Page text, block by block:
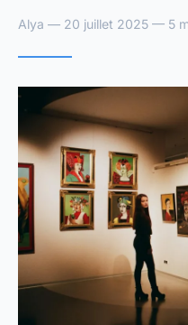
Alya — 20 juillet 2025 — 5